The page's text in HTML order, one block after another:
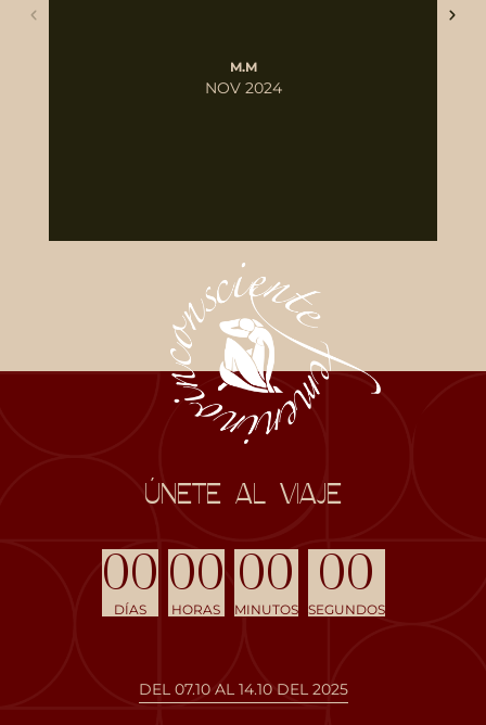
M.M
NOV 2024
ÚNETE AL VIAJE
00
DÍAS
00
HORAS
00
MINUTOS
00
SEGUNDOS
DEL 07.10 AL 14.10 DEL 2025